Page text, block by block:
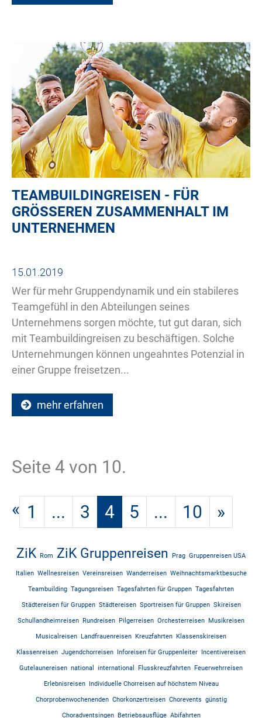
TEAMBUILDINGREISEN - FÜR
GRÖSSEREN ZUSAMMENHALT IM U
NTERNEHMEN
15.01.2019
Wer für mehr Gruppendynamik und ein stabileres
Teamgefühl in den Abteilungen seines
Unternehmens sorgen möchte, tut gut daran, sich
mit Teambuildingreisen zu beschäftigen. Solche
Unternehmungen können ungeahntes Potenzial in
einer Gruppe freisetzen...
mehr erfahren
Seite 4 von 10.
« 1 ... 3 4 5 ... 10 »
ZiK Rom ZiK Gruppenreisen Prag Gruppenreisen USA
Italien Wellnesreisen Vereinsreisen Wanderreisen Weihnachtsmarktbesuche
Teambuilding Tagungsreisen Tagesfahrten für Gruppen Tagesfahrten
Städtereisen für Gruppen Städtereisen Sportreisen für Gruppen Skireisen
Schullandheimreisen Rundreisen Pilgerreisen Orchesterreisen Musikreisen
Musicalreisen Landfrauenreisen Kreuzfahrten Klassenskireisen
Klassenreisen Jugendchorreisen Inforeisen für Gruppenleiter Incentivereisen
Gutelaunereisen national international Flusskreuzfahrten Feuerwehrreisen
Erlebnisreisen Individuelle Chorreisen auf höchstem Niveau
Chorprobenwochenenden Chorkonzertreisen Chorevents günstig
Choradventsingen Betriebsausflüge Abifahrten